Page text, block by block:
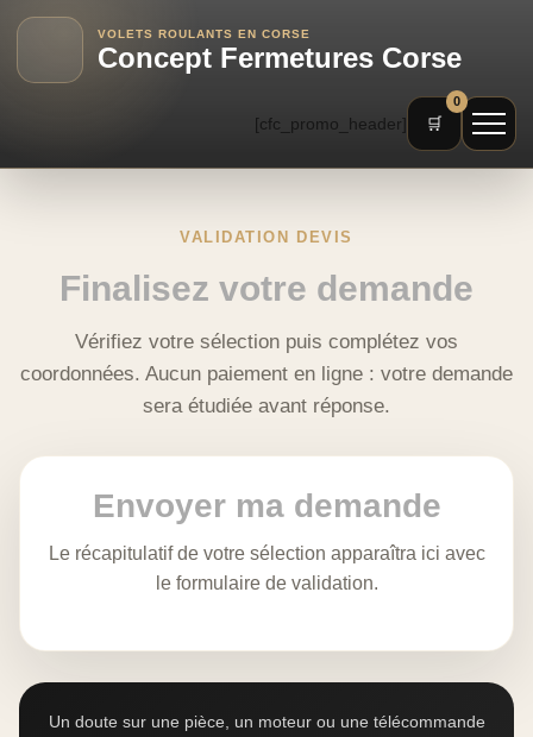
VOLETS ROULANTS EN CORSE
Concept Fermetures Corse
[cfc_promo_header] 🛒
0
VALIDATION DEVIS
Finalisez votre demande
Vérifiez votre sélection puis complétez vos
coordonnées. Aucun paiement en ligne : votre demande
sera étudiée avant réponse.
Envoyer ma demande
Le récapitulatif de votre sélection apparaîtra ici avec
le formulaire de validation.
Un doute sur une pièce, un moteur ou une télécommande